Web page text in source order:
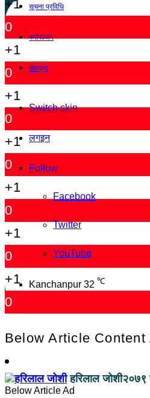
सूचना प्रविधि
मनोरञ्जन
खेलकुद
Switch skin
लगइन
Follow
Facebook
Twitter
YouTube
Kanchanpur 32 ℃
+1
0
+1
0
+1
0
+1
0
+1
0
+1
0
+1
0
Below Article Content
हरिलाल जोशी२०७९
Below Article Ad